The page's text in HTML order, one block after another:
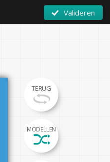
Valideren
TERUG
MODELLEN